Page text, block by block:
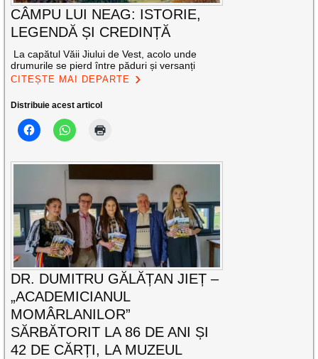
CÂMPU LUI NEAG: ISTORIE,
LEGENDĂ ȘI CREDINȚĂ
La capătul Văii Jiului de Vest, acolo unde
drumurile se pierd între păduri și versanți
CITEȘTE MAI DEPARTE
Distribuie acest articol
DR. DUMITRU GĂLĂȚAN JIEȚ –
„ACADEMICIANUL
MOMÂRLANILOR”
SĂRBĂTORIT LA 86 DE ANI ȘI
42 DE CĂRȚI, LA MUZEUL